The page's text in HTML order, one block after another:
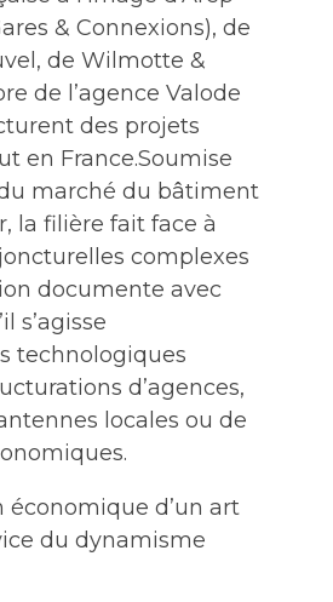
& Connexions), de
de Wilmotte &
de l’agence Valode
des projets
en France.Soumise
marché du bâtiment
la filière fait face à
complexes
documente avec
s’agisse
technologiques
d’agences,
locales ou de
économique d’un art
du dynamisme